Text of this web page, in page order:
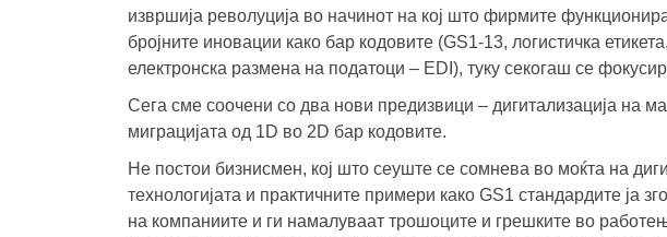
извршија револуција во начинот на кој што фирмите
бројните иновации како бар кодовите (GS1-13, логистичка
електронска размена на податоци – EDI), туку секогаш се
Сега сме соочени со два нови предизвици – дигитализација на
миграцијата од 1D во 2D бар кодовите.
Не постои бизнисмен, кој што сеуште се сомнева во моќта на
технологијата и практичните примери како GS1 стандардите ја
на компаниите и ги намалуваат трошоците и грешките во